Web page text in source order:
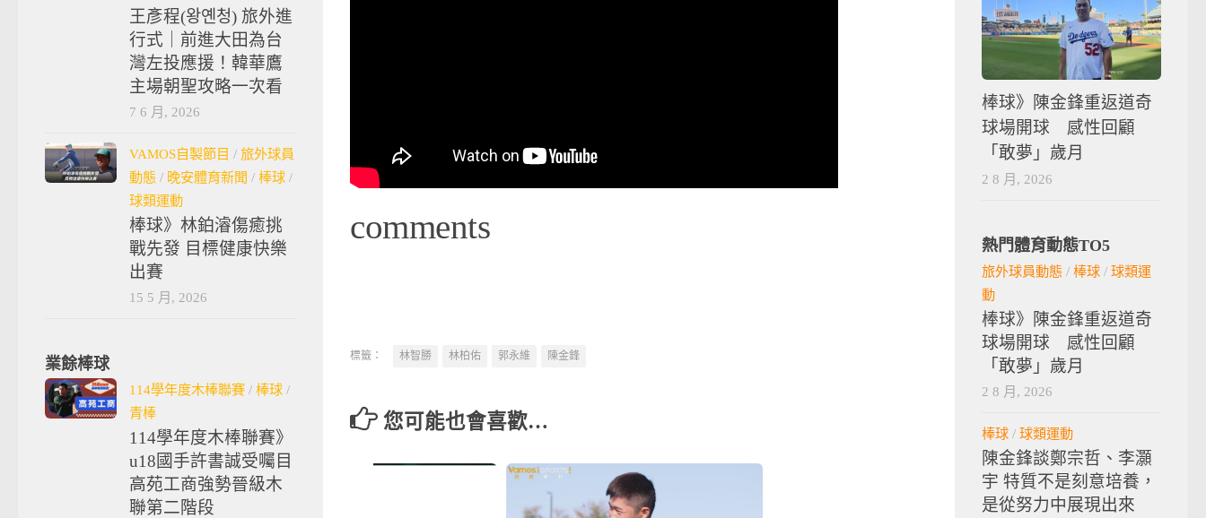
comments
標籤： 林智勝 林柏佑 郭永維 陳金鋒
您可能也會喜歡…
王彥程(왕옌청) 旅外進
行式｜前進大田為台
灣左投應援！韓華鷹
主場朝聖攻略一次看
7 6 月, 2026
VAMOS自製節目 / 旅外球員
動態 / 晚安體育新聞 / 棒球 /
球類運動
棒球》林鉑濬傷癒挑
戰先發 目標健康快樂
出賽
15 5 月, 2026
業餘棒球
114學年度木棒聯賽 / 棒球 /
青棒
114學年度木棒聯賽》
u18國手許書誠受囑目
高苑工商強勢晉級木
聯第二階段
棒球》陳金鋒重返道奇
球場開球 感性回顧
「敢夢」歲月
2 8 月, 2026
熱門體育動態TO5
旅外球員動態 / 棒球 / 球類運
動
棒球》陳金鋒重返道奇
球場開球 感性回顧
「敢夢」歲月
2 8 月, 2026
棒球 / 球類運動
陳金鋒談鄭宗哲、李灝
宇 特質不是刻意培養，
是從努力中展現出來